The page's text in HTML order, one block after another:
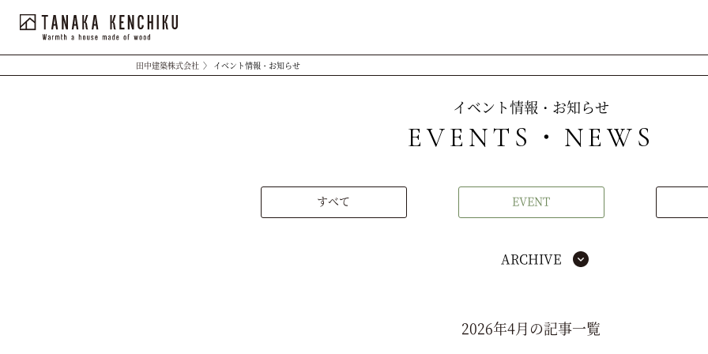
田中建築株式会社 〉 イベント情報・お知らせ
イベント情報・お知らせ
EVENTS・NEWS
すべて EVENT
ARCHIVE
2026年4月の記事一覧